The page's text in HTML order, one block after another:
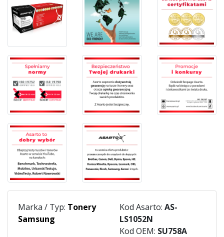
Marka / Typ: Tonery
Samsung
Kod Asarto: AS-
LS1052N
Kod OEM: SU758A